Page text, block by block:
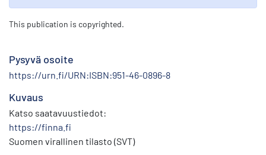
This publication is copyrighted.
Pysyvä osoite
https://urn.fi/URN:ISBN:951-46-0896-8
Kuvaus
Katso saatavuustiedot:
https://finna.fi
Suomen virallinen tilasto (SVT)